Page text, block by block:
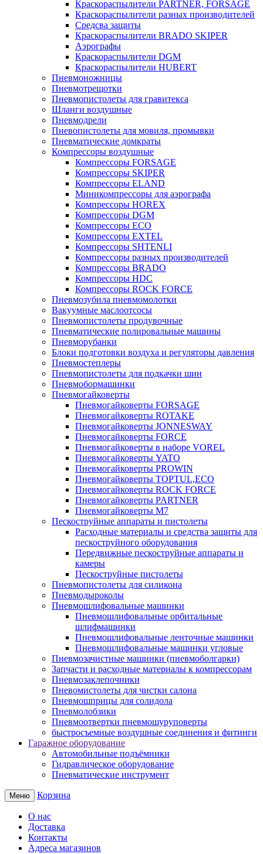
Краскораспылители PARTNER, FORSAGE
Краскораспылители разных производителей
Средсва защиты
Краскораспылители BRADO SKIPER
Аэрографы
Краскораспылители DGM
Краскораспылители HUBERT
Пневмоножницы
Пневмотрещотки
Пневмопистолеты для гравитекса
Шланги воздушные
Пневмодрели
Пневопистолеты для мовиля, промывки
Пневматические домкраты
Компрессоры воздушные
Компрессоры FORSAGE
Компрессоры SKIPER
Компрессоры ELAND
Миникомпрессоры для аэрографа
Компрессоры HOREX
Компрессоры DGM
Компрессоры ECO
Компрессоры EXTEL
Компрессоры SHTENLI
Компрессоры разных производителей
Компрессоры BRADO
Компрессоры HDC
Компрессоры ROCK FORCE
Пневмозубила пневмомолотки
Вакуумные маслоотсосы
Пневмопистолеты продувочные
Пневматические полировальные машины
Пневморубанки
Блоки подготовки воздуха и регуляторы давления
Пневмостеплеры
Пневмопистолеты для подкачки шин
Пневмобормашинки
Пневмогайковерты
Пневмогайковерты FORSAGE
Пневмогайковерты ROTAKE
Пневмогайковерты JONNESWAY
Пневмогайковерты FORCE
Пневмогайковерты в наборе VOREL
Пневмогайковерты YATO
Пневмогайковерты PROWIN
Пневмогайковерты TOPTUL,ECO
Пневмогайковерты ROCK FORCE
Пневмогайковерты PARTNER
Пневмогайковерты M7
Пескоструйные аппараты и пистолеты
Расходные материалы и средства защиты для
пескоструйного оборудования
Передвижные пескоструйные аппараты и
камеры
Пескоструйные пистолеты
Пневмопистолеты для силикона
Пневмодыроколы
Пневмошлифовальные машинки
Пневмошлифовальные орбитальные
шлифмашинки
Пневмошлифовальные ленточные машинки
Пневмошлифовальные машинки угловые
Пневмозачистные машинки (пневмоболгарки)
Запчасти и расходные материалы к компрессорам
Пневмозаклепочники
Пневомистолеты для чистки салона
Пневмошприцы для солидола
Пневмолобзики
Пневмоотвертки пневмошуруповерты
быстросъемные воздушные соединения и фитинги
Гаражное оборудование
Автомобильные подъёмники
Гидравлическое оборудование
Пневматические инструмент
Меню Корзина
О нас
Доставка
Контакты
Адреса магазинов